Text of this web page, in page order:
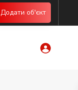
Додати об'єкт